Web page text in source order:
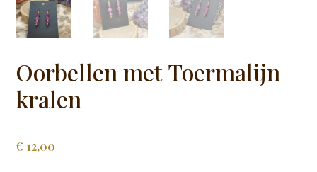
Oorbellen met Toermalijn
kralen
€ 12,00